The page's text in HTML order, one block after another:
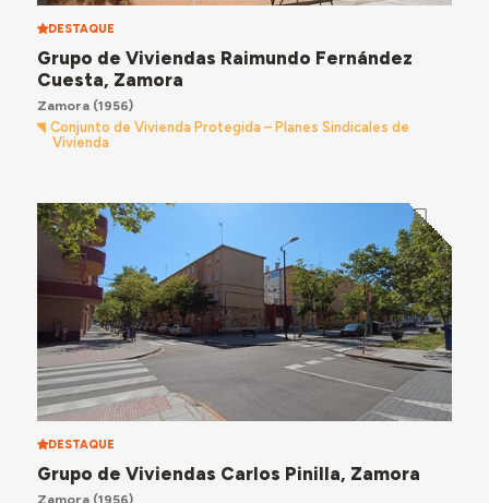
DESTAQUE
Grupo de Viviendas Raimundo Fernández
Cuesta, Zamora
Zamora(1956)
Conjunto de Vivienda Protegida – Planes Sindicales de
Vivienda
DESTAQUE
Grupo de Viviendas Carlos Pinilla, Zamora
Zamora(1956)